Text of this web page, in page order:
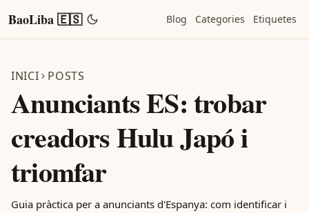
BaoLiba 🇪🇸 Blog Categories Etiquetes
INICI POSTS
Anunciants ES: trobar
creadors Hulu Japó i
triomfar
Guia pràctica per a anunciants d'Espanya: com identificar i